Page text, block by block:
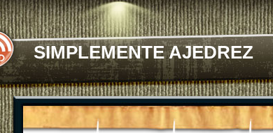
SIMPLEMENTE AJEDREZ